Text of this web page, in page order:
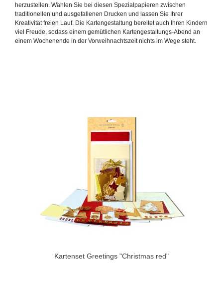
herzustellen. Wählen Sie bei diesen Spezialpapieren zwischen
traditionellen und ausgefallenen Drucken und lassen Sie Ihrer
Kreativität freien Lauf. Die Kartengestaltung bereitet auch Ihren Kindern
viel Freude, sodass einem gemütlichen Kartengestaltungs-Abend an
einem Wochenende in der Vorweihnachtszeit nichts im Wege steht.
Kartenset Greetings "Christmas red"